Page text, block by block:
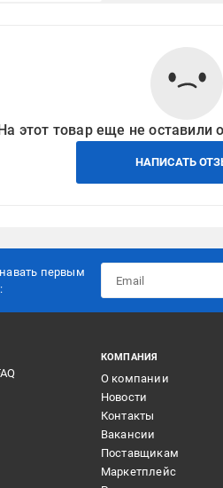
На этот товар еще не оставили
НАПИСАТЬ
первым
КОМПАНИЯ
О компании
Новости
Контакты
Вакансии
Поставщикам
Маркетплейс